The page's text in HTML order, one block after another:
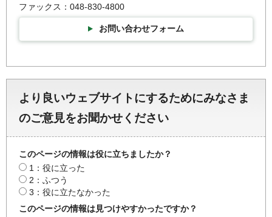
ファックス：048-830-4800
お問い合わせフォーム
より良いウェブサイトにするためにみなさま
のご意見をお聞かせください
このページの情報は役に立ちましたか？
1：役に立った
2：ふつう
3：役に立たなかった
このページの情報は見つけやすかったですか？